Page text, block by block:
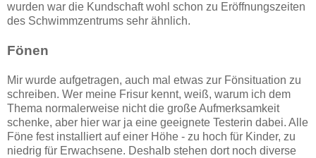
wurden war die Kundschaft wohl schon zu Eröffnungszeiten
des Schwimmzentrums sehr ähnlich.
Fönen
Mir wurde aufgetragen, auch mal etwas zur Fönsituation zu
schreiben. Wer meine Frisur kennt, weiß, warum ich dem
Thema normalerweise nicht die große Aufmerksamkeit
schenke, aber hier war ja eine geeignete Testerin dabei. Alle
Föne fest installiert auf einer Höhe - zu hoch für Kinder, zu
niedrig für Erwachsene. Deshalb stehen dort noch diverse